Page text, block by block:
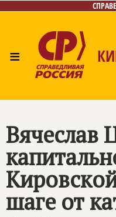
≡
Вячеслав
шаге от